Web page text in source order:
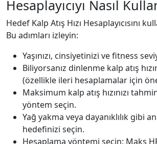
Hesaplayıcıyı Nasıl
Hedef Kalp Atış Hızı Hesaplayıcısını
Bu adımları izleyin:
Yaşınızı, cinsiyetinizi ve fitness
Biliyorsanız dinlenme kalp atış
(özellikle ileri hesaplamalar için
Maksimum kalp atış hızınızı
yöntem seçin.
Yağ yakma veya dayanıklılık gibi
hedefinizi seçin.
Hesaplama yöntemi seçin: Maks